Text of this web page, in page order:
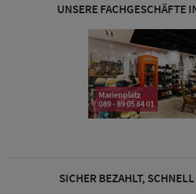
Sale: Caps
UNSERE FACHGESCHÄFTE
Marienplatz
089 - 89 05 84 01
SICHER BEZAHLT,